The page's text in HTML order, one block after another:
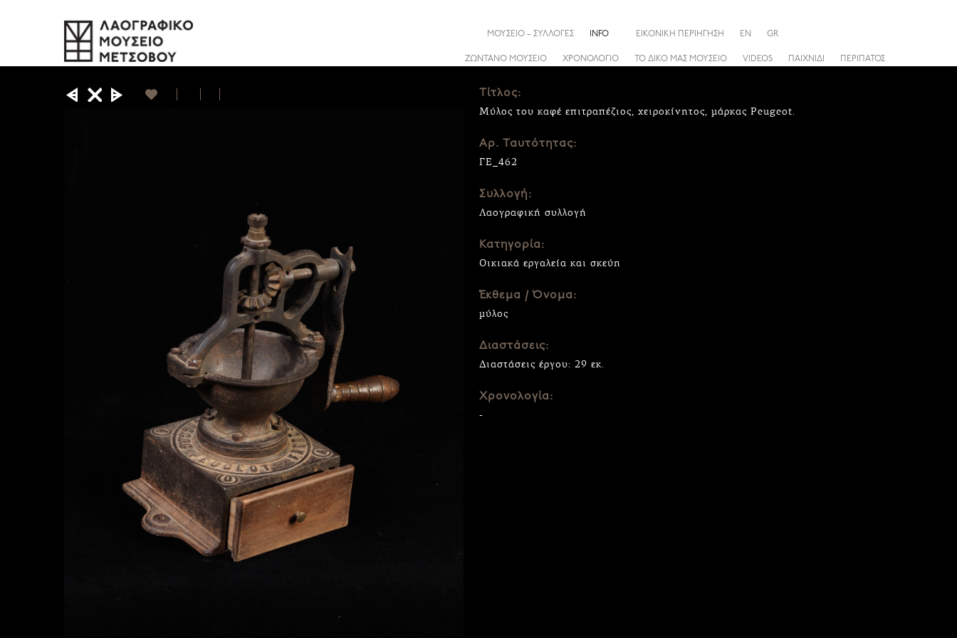
ΖΩΝΤΑΝΟ ΜΟΥΣΕΙΟ ΧΡΟΝΟΛΟΓΙΟ ΤΟ ΔΙΚΟ ΜΑΣ ΜΟΥΣΕΙΟ VIDEOS ΠΑΙΧΝΙΔΙ ΠΕΡΙΠΑΤΟΣ
ΜΟΥΣΕΙΟ – ΣΥΛΛΟΓΕΣ INFO ΕΙΚΟΝΙΚΗ ΠΕΡΙΗΓΗΣΗ EN GR
Τίτλος:
Μύλος του καφέ επιτραπέζιος, χειροκίνητος, μάρκας Peugeot.
Αρ. Ταυτότητας:
ΓΕ_462
Συλλογή:
Λαογραφική συλλογή
Κατηγορία:
Οικιακά εργαλεία και σκεύη
Έκθεμα / Όνομα:
μύλος
Διαστάσεις:
Διαστάσεις έργου: 29 εκ.
Χρονολογία:
-